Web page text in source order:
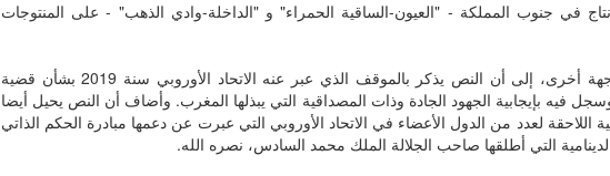
في جنوب المملكة - "العيون-الساقية الحمراء" و "الداخلة-وادي الذهب" - على المنتوجات
وأشار الوزير، من جهة أخرى، إلى أن النص يذكر بالموقف الذي عبر عنه الاتحاد الأوروبي سنة 2019 بشأن قضية
فيه بإيجابية الجهود الجادة وذات المصداقية التي يبذلها المغرب. وأضاف أن النص يحيل أيضا
اللاحقة لعدد من الدول الأعضاء في الاتحاد الأوروبي التي عبرت عن دعمها مبادرة الحكم الذاتي
التي أطلقها صاحب الجلالة الملك محمد السادس، نصره الله.